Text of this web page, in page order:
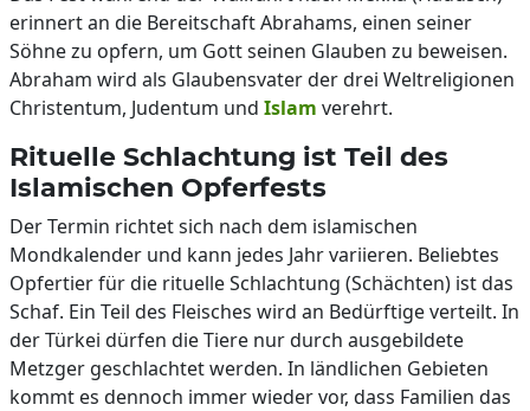
erinnert an die Bereitschaft Abrahams, einen seiner
Söhne zu opfern, um Gott seinen Glauben zu beweisen.
Abraham wird als Glaubensvater der drei Weltreligionen
Christentum, Judentum und Islam verehrt.
Rituelle Schlachtung ist Teil des
Islamischen Opferfests
Der Termin richtet sich nach dem islamischen
Mondkalender und kann jedes Jahr variieren. Beliebtes
Opfertier für die rituelle Schlachtung (Schächten) ist das
Schaf. Ein Teil des Fleisches wird an Bedürftige verteilt. In
der Türkei dürfen die Tiere nur durch ausgebildete
Metzger geschlachtet werden. In ländlichen Gebieten
kommt es dennoch immer wieder vor, dass Familien das